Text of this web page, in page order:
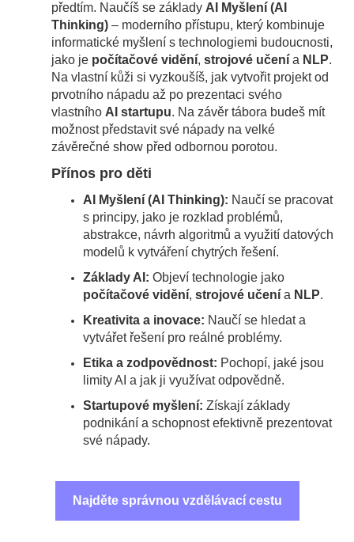
předtím. Naučíš se základy AI Myšlení (AI
Thinking) – moderního přístupu, který kombinuje
informatické myšlení s technologiemi budoucnosti,
jako je počítačové vidění, strojové učení a NLP.
Na vlastní kůži si vyzkoušíš, jak vytvořit projekt od
prvotního nápadu až po prezentaci svého
vlastního AI startupu. Na závěr tábora budeš mít
možnost představit své nápady na velké
závěrečné show před odbornou porotou.
Přínos pro děti
AI Myšlení (AI Thinking): Naučí se pracovat
s principy, jako je rozklad problémů,
abstrakce, návrh algoritmů a využití datových
modelů k vytváření chytrých řešení.
Základy AI: Objeví technologie jako
počítačové vidění, strojové učení a NLP.
Kreativita a inovace: Naučí se hledat a
vytvářet řešení pro reálné problémy.
Etika a zodpovědnost: Pochopí, jaké jsou
limity AI a jak ji využívat odpovědně.
Startupové myšlení: Získají základy
podnikání a schopnost efektivně prezentovat
své nápady.
Najděte správnou vzdělávací cestu